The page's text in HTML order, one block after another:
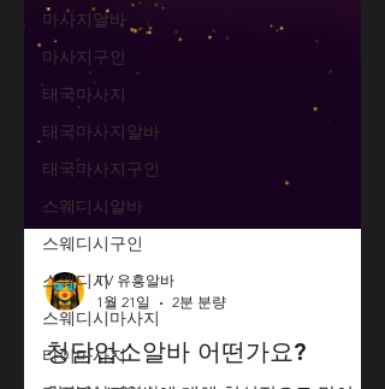
마사지알바
마사지구인
태국마사지
태국마사지알바
태국마사지구인
스웨디시알바
스웨디시구인
스웨디시
스웨디시마사지
타이마사지